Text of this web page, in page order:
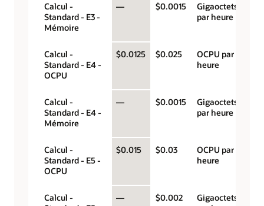
Calcul -
Standard - E3 -
Mémoire
— $0.0015
Gigaoctets
par heure
Calcul -
Standard - E4 -
OCPU
$0.0125 $0.025
OCPU par
heure
Calcul -
Standard - E4 -
Mémoire
— $0.0015
Gigaoctets
par heure
Calcul -
Standard - E5 -
OCPU
$0.015 $0.03
OCPU par
heure
Calcul -
— $0.002
Gigaoctets